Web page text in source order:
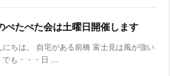
ぺたぺた会は土曜日開催します
にちは。 自宅がある前橋 富士見は風が強い
でも・・・日 ...